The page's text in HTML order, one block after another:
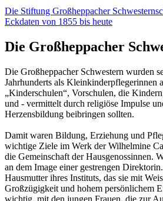
Die Stiftung Großheppacher
Eckdaten von 1855 bis heute
Die Großheppacher
Die Großheppacher Schwestern wurden
Jahrhunderts als Kleinkinderpflegerinnen
„Kinderschulen“, Vorschulen, die
und - vermittelt durch religiöse Impulse
Herzensbildung beibringen sollten.
Damit waren Bildung, Erziehung und
wichtige Ziele im Werk der Wilhelmine
die Gemeinschaft der Hausgenossinnen.
an dem Image einer gestrengen
Hausmutter ihres Instituts, das sie mit
Großzügigkeit und hohem persönlichem
wichtig, mit den jungen Frauen, die zur